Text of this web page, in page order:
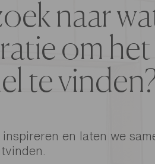
naar
om het
te
en laten we